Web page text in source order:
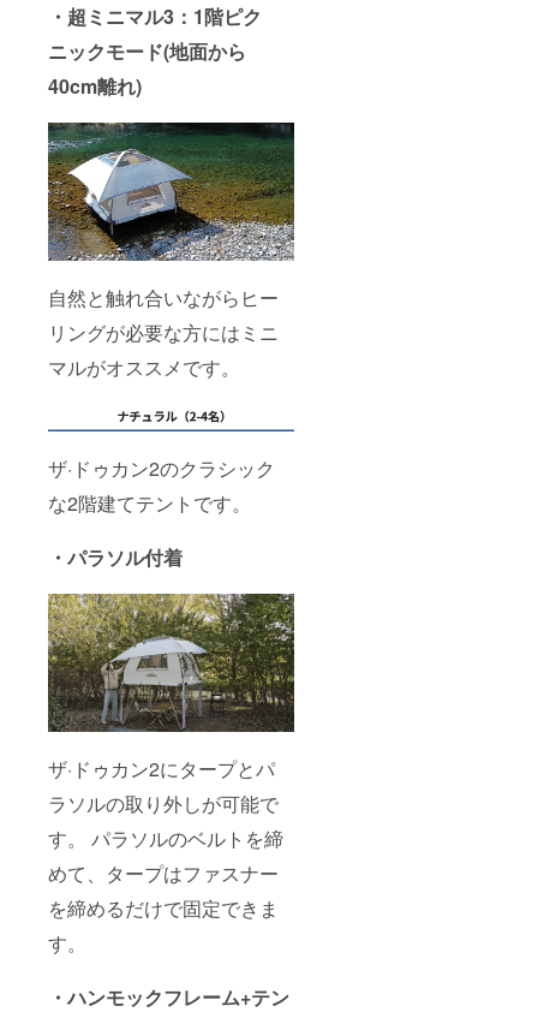
・超ミニマル3：1階ピク
ニックモード(地面から
40cm離れ)
自然と触れ合いながらヒー
リングが必要な方にはミニ
マルがオススメです。
ザ·ドゥカン2のクラシック
な2階建てテントです。
・パラソル付着
ザ·ドゥカン2にタープとパ
ラソルの取り外しが可能で
す。 パラソルのベルトを締
めて、タープはファスナー
を締めるだけで固定できま
す。
・ハンモックフレーム+テン